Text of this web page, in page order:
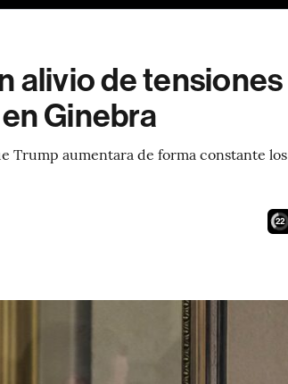
alivio de tensiones
Ginebra
Trump aumentara de forma constante los
21